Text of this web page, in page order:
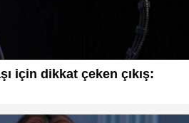
için dikkat çeken çıkış: